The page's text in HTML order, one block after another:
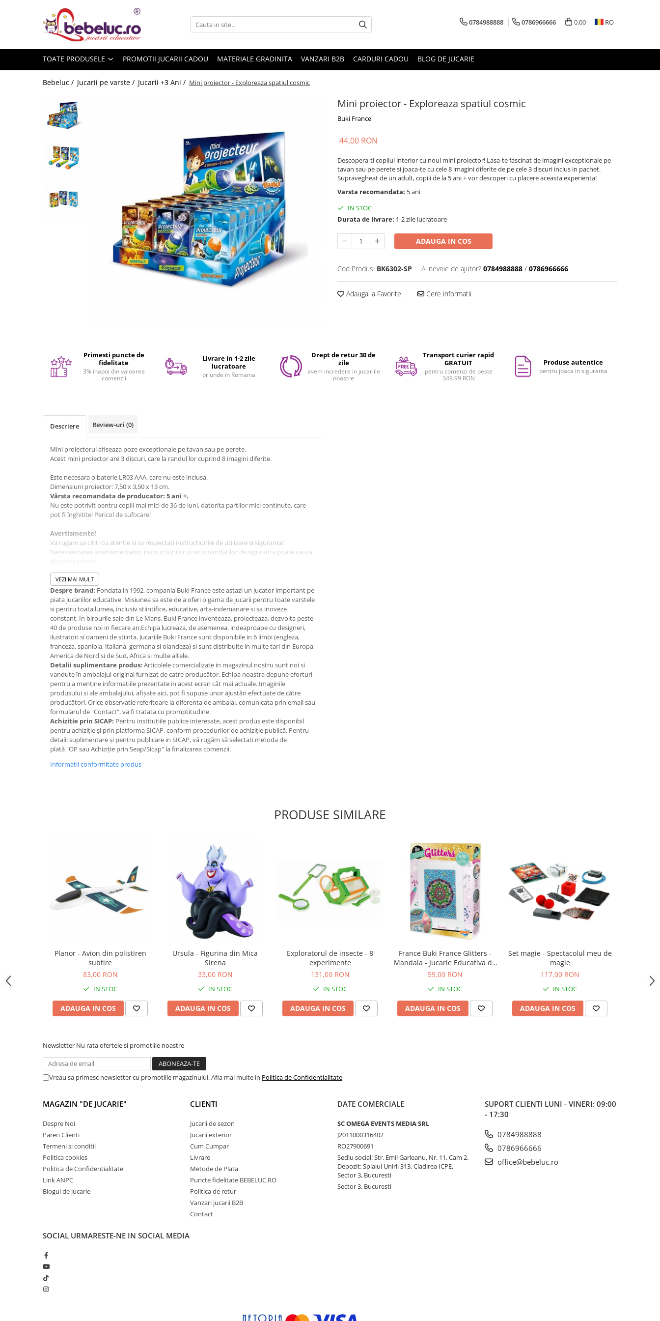
Toate Produsele
Set constructie copii
Jucarii magnetice
Cuburi de construit
Seturi Experimente pentru copii
Organele Corpului Uman
Roboti de jucarie
Lucru manual copii
Banc de lucru pentru copii
Papusi de mana
Papusi si Bebelusi Reborn
Animale de jucarie
Jucarii cu Dinozauri
Jucarii Montessori
Jucarii cu alfabet
Jucarii cu cifre
Jucarii de motricitate
Jucarii fructe si legume
Puzzle incastru
Puzzle de podea
Jucarii bebelusi
Jucarii de baie
Jucarii dentitie
Jucarii senzoriale
Jucarii motrice pentru bebelusi
Jucarii de sortat
Jocuri de memorie
Jocuri cu litere
Jocuri cu numere
Jocuri interactive
Carti pe alese
Carti pentru copii 1 an
Carti pentru copii 2 ani
Carti pentru copii 4 ani
Carti pentru copii 5 ani
Carti pentru copii 6 ani
Carti de colorat
Carticele interactive
Cadouri copii
Ceasuri copii
Cutii muzicale
Idei cadou fetite
Cadouri bebelusi
Cadou copii 3 ani
Cadou copii 4 ani
Cadou copii 5 ani
0784988888 0786966666 0,00 RO
TOATE PRODUSELE PROMOTII JUCARII CADOU MATERIALE GRADINITA VANZARI B2B CARDURI CADOU BLOG DE JUCARIE
Bebeluc / Jucarii pe varste / Jucarii +3 Ani / Mini proiector - Exploreaza spatiul cosmic
Mini proiector - Exploreaza spatiul cosmic
Buki France
44,00 RON
Descopera-ti copilul interior cu noul mini proiector! Lasa-te fascinat de imagini exceptionale pe
tavan sau pe perete si joaca-te cu cele 8 imagini diferite de pe cele 3 discuri inclus in pachet.
Supravegheat de un adult, copiii de la 5 ani + vor descoperi cu placere aceasta experienta!
Varsta recomandata: 5 ani
IN STOC
Durata de livrare: 1-2 zile lucratoare
ADAUGA IN COS
Cod Produs: BK6302-SP Ai nevoie de ajutor? 0784988888 / 0786966666
Adauga la Favorite Cere informatii
Primesti puncte de
fidelitate
3% inapoi din valoarea
comenzii
Livrare in 1-2 zile
lucratoare
oriunde in Romania
Drept de retur 30 de
zile
avem incredere in jucariile
noastre
Transport curier rapid
GRATUIT
pentru comenzi de peste
349.99 RON
Produse autentice
pentru joaca in siguranta
Descriere Review-uri (0)
Mini proiectorul afiseaza poze exceptionale pe tavan sau pe perete.
Acest mini proiector are 3 discuri, care la randul lor cuprind 8 imagini diferite.
Este necesara o baterie LR03 AAA, care nu este inclusa.
Dimensiuni proiector: 7,50 x 3,50 x 13 cm.
Vârsta recomandata de producator: 5 ani +.
Nu este potrivit pentru copiii mai mici de 36 de luni, datorita partilor mici continute, care
pot fi înghitite! Pericol de sufocare!
Avertismente!
Va rugam sa cititi cu atentie si sa respectati instructiunile de utilizare şi siguranta!
Nerespectarea avertismentelor, instructiunilor si recomandarilor de siguranta poate cauza
A se utiliza sub supravegherea unui adult.
Culorile si continutul pot varia usor de la o jucarie la alta!
Cum să vizualizați imaginile
Alegeți un disc si introduceți-l în slot-ul din proiector. Asigurați-vă ca stă in poziția bună:
vârful mic din centrul discului trebuie să fie orientat în jos.
VEZI MAI MULT
Despre brand: Fondata in 1992, compania Buki France este astazi un jucator important pe
piata jucariilor educative. Misiunea sa este de a oferi o gama de jucarii pentru toate varstele
si pentru toata lumea, inclusiv stiintifice, educative, arta-indemanare si sa inoveze
constant. In birourile sale din Le Mans, Buki France inventeaza, proiecteaza, dezvolta peste
40 de produse noi in fiecare an.Echipa lucreaza, de asemenea, indeaproape cu designeri,
ilustratori si oameni de stiinta. Jucariile Buki France sunt disponibile in 6 limbi (engleza,
franceza, spaniola, italiana, germana si olandeza) si sunt distribuite in multe tari din Europa,
America de Nord si de Sud, Africa si multe altele.
Detalii suplimentare produs: Articolele comercializate in magazinul nostru sunt noi si
vandute în ambalajul original furnizat de catre producător. Echipa noastra depune eforturi
pentru a menține informațiile prezentate in acest ecran cât mai actuale. Imaginile
produsului si ale ambalajului, afișate aici, pot fi supuse unor ajustări efectuate de către
producători. Orice observatie referitoare la diferenta de ambalaj, comunicata prin email sau
formularul de "Contact", va fi tratata cu promptitudine.
Achizitie prin SICAP: Pentru instituțiile publice interesate, acest produs este disponibil
pentru achiziție și prin platforma SICAP, conform procedurilor de achiziție publică. Pentru
detalii suplimentare și pentru publicare in SICAP, vă rugăm să selectati metoda de
plată "OP sau Achiziție prin Seap/Sicap" la finalizarea comenzii.
Informatii conformitate produs
PRODUSE SIMILARE
Planor - Avion din polistiren
subtire
83,00 RON
IN STOC
ADAUGA IN COS
Ursula - Figurina din Mica
Sirena
33,00 RON
IN STOC
ADAUGA IN COS
Exploratorul de insecte - 8
experimente
131,00 RON
IN STOC
ADAUGA IN COS
France Buki France Glitters -
Mandala - Jucarie Educativa de
inalta calitate pentru copii
59,00 RON
IN STOC
ADAUGA IN COS
Set magie - Spectacolul meu de
magie
117,00 RON
IN STOC
ADAUGA IN COS
Newsletter Nu rata ofertele si promotiile noastre
Vreau sa primesc newsletter cu promotiile magazinului. Afla mai multe in Politica de Confidentialitate
MAGAZIN "DE JUCARIE"
Despre Noi
Pareri Clienti
Termeni si conditii
Politica cookies
Politica de Confidentialitate
Link ANPC
Blogul de jucarie
CLIENTI
Jucarii de sezon
Jucarii exterior
Cum Cumpar
Livrare
Metode de Plata
Puncte fidelitate BEBELUC.RO
Politica de retur
Vanzari jucarii B2B
Contact
DATE COMERCIALE
SC OMEGA EVENTS MEDIA SRL
J2011000316402
RO27900691
Sediu social: Str. Emil Garleanu, Nr. 11, Cam 2.
Depozit: Splaiul Unirii 313, Cladirea ICPE,
Sector 3, Bucuresti
Sector 3, Bucuresti
SUPORT CLIENTI LUNI - VINERI: 09:00
- 17:30
0784988888
0786966666
office@bebeluc.ro
SOCIAL URMARESTE-NE IN SOCIAL MEDIA